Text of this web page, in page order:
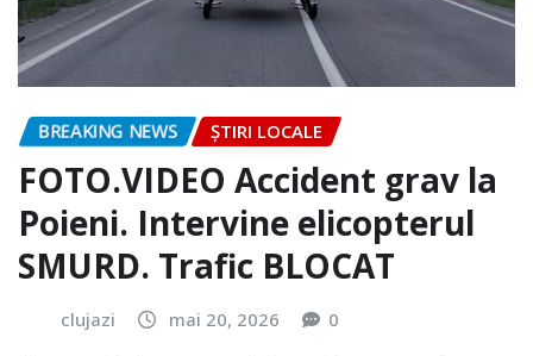
BREAKING NEWS ȘTIRI LOCALE
FOTO.VIDEO Accident grav la
Poieni. Intervine elicopterul
SMURD. Trafic BLOCAT
clujazi mai 20, 2026 0